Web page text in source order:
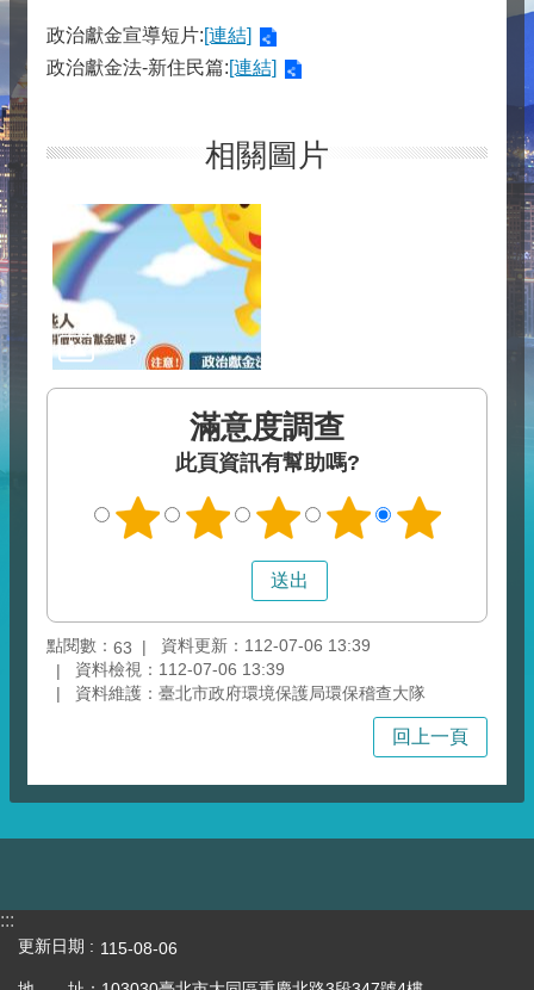
政治獻金宣導短片:[連結]
政治獻金法-新住民篇:[連結]
相關圖片
滿意度調查
此頁資訊有幫助嗎?
點閱數： 63
資料更新：112-07-06 13:39
資料檢視：112-07-06 13:39
資料維護：臺北市政府環境保護局環保稽查大隊
回上一頁
:::
更新日期 115-08-06